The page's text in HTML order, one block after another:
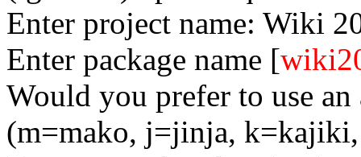
Enter project name: Wiki
Enter package name [
Would you prefer to use
(m=mako, j=jinja,